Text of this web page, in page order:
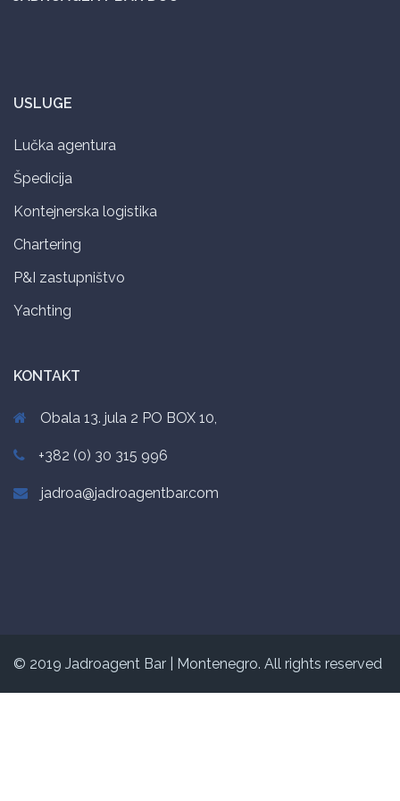
USLUGE
Lučka agentura
Špedicija
Kontejnerska logistika
Chartering
P&I zastupništvo
Yachting
KONTAKT
Obala 13. jula 2 PO BOX 10,
+382 (0) 30 315 996
jadroa@jadroagentbar.com
© 2019 Jadroagent Bar Montenegro. All rights reserved